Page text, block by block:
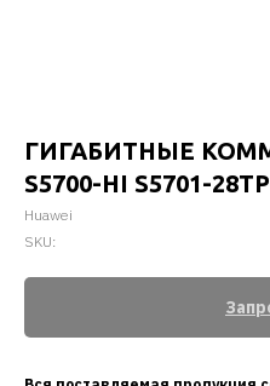
ГИГАБИТНЫЕ
S5700-HI S5701-
Huawei
SKU: